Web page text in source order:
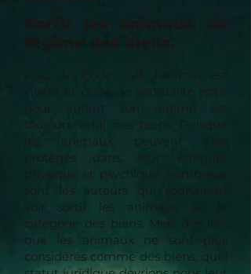
toujours celui des biens. Puisque
les animaux peuvent être
protégés dans leur intégrité
physique et psychique, nombreux
sont les auteurs qui souhaitent
voir sortir les animaux de la
catégorie des biens. Mais dès lors
que les animaux ne sont plus
considérés comme des biens, quel